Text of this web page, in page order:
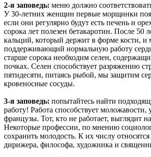
2-я заповедь: меню должно
У 30-летних женщин первые морщинки
если они регулярно будут есть печень и
сорока лет полезен бетакаротин. После 50
кальций, который держит в форме кости, и
поддерживающий нормальную работу
старше сорока необходим селен,
почках. Селен способствует разряжению
пятидесяти, питаясь рыбой, мы защитим
кровеносные сосуды.
3-я заповедь: попытайтесь найти
работу! Работа способствует моложавости,
французы. Тот, кто не работает, выглядит
Некоторые профессии, по мнению
сохранить молодость. К их числу
дирижера, философа, художника и